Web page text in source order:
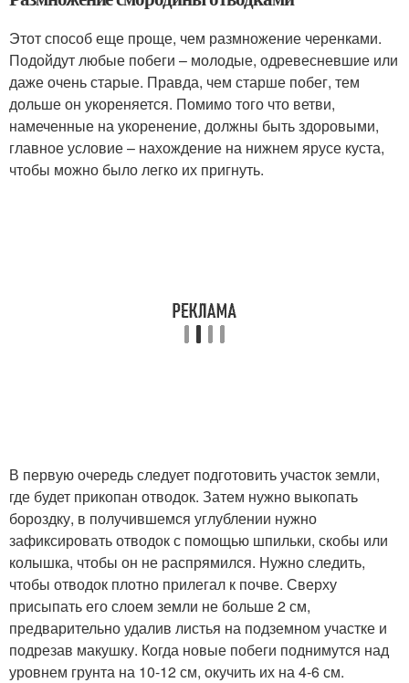
Этот способ еще проще, чем размножение черенками.
Подойдут любые побеги – молодые, одревесневшие или
даже очень старые. Правда, чем старше побег, тем
дольше он укореняется. Помимо того что ветви,
намеченные на укоренение, должны быть здоровыми,
главное условие – нахождение на нижнем ярусе куста,
чтобы можно было легко их пригнуть.
В первую очередь следует подготовить участок земли,
где будет прикопан отводок. Затем нужно выкопать
бороздку, в получившемся углублении нужно
зафиксировать отводок с помощью шпильки, скобы или
колышка, чтобы он не распрямился. Нужно следить,
чтобы отводок плотно прилегал к почве. Сверху
присыпать его слоем земли не больше 2 см,
предварительно удалив листья на подземном участке и
подрезав макушку. Когда новые побеги поднимутся над
уровнем грунта на 10-12 см, окучить их на 4-6 см.